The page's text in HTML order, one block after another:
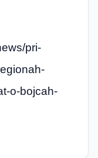
pri-
o-bojcah-